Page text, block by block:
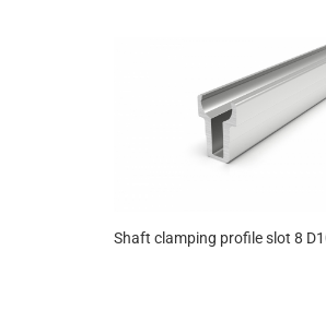
Shaft clamping profile slot 8